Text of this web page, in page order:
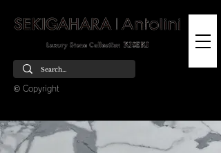
© Copyright